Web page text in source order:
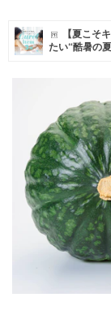
住まい
トレンド・イ
【夏こそ
たい“酷暑の